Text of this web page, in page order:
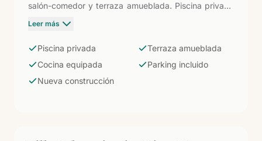
salón-comedor y terraza amueblada. Piscina privada
y plaza de aparcamiento incluidas. La categoría de
propios respaldados por la urbanización (piscina
playas de Papagayo.
Leer más
Piscina privada
Terraza amueblada
Cocina equipada
Parking incluido
Nueva construcción